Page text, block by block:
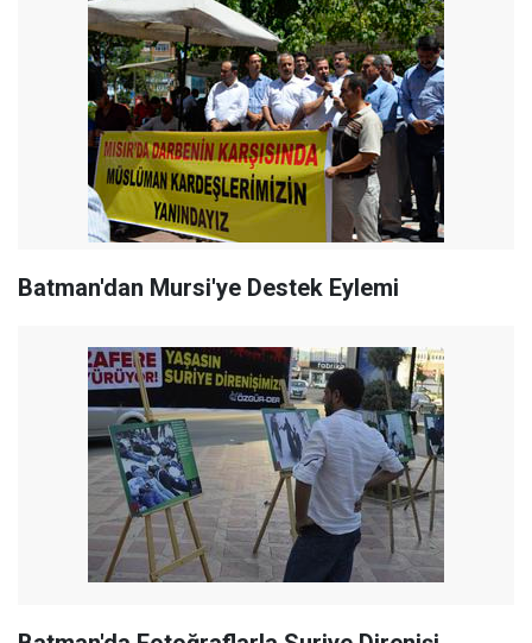
Batman'dan Mursi'ye Destek Eylemi